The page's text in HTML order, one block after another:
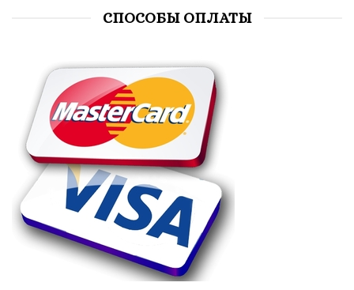
СПОСОБЫ ОПЛАТЫ